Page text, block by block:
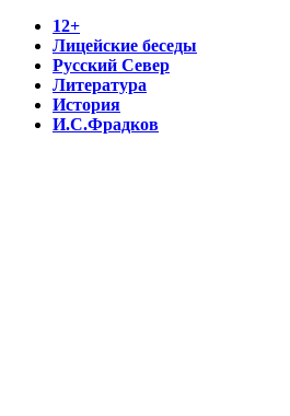
12+
Лицейские беседы
Русский Север
Литература
История
И.С.Фрадков